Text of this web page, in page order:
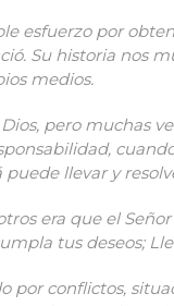
esfuerzo por
Su historia nos
medios.
pero muchas
llevar y
era que el
tus deseos;
conflictos,